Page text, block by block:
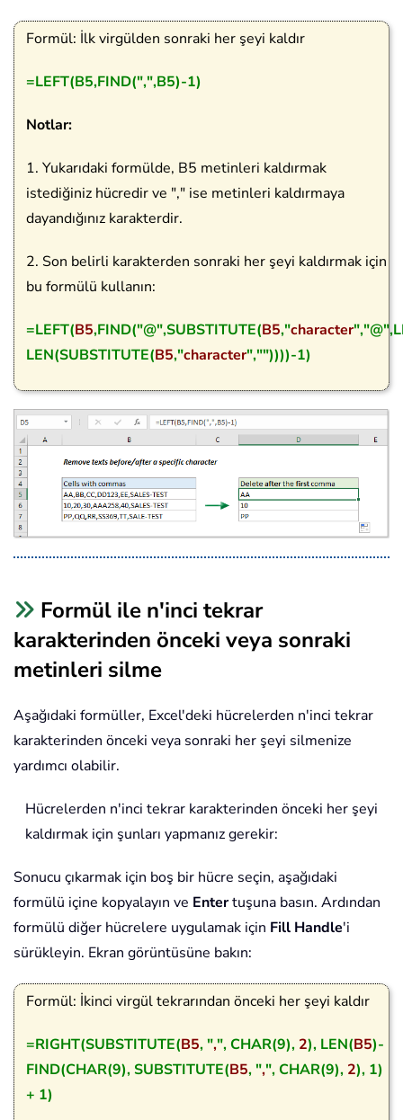
Formül: İlk virgülden sonraki her şeyi kaldır
=LEFT(B5,FIND(",",B5)-1)
Notlar:
1. Yukarıdaki formülde, B5 metinleri kaldırmak
istediğiniz hücredir ve "," ise metinleri kaldırmaya
dayandığınız karakterdir.
2. Son belirli karakterden sonraki her şeyi kaldırmak için
bu formülü kullanın:
=LEFT(B5,FIND("@",SUBSTITUTE(B5,"character
LEN(SUBSTITUTE(B5,"character",""))))-1)
Formül ile n'inci tekrar
karakterinden önceki veya sonraki
metinleri silme
Aşağıdaki formüller, Excel'deki hücrelerden n'inci tekrar
karakterinden önceki veya sonraki her şeyi silmenize
yardımcı olabilir.
Hücrelerden n'inci tekrar karakterinden önceki her şeyi
kaldırmak için şunları yapmanız gerekir:
Sonucu çıkarmak için boş bir hücre seçin, aşağıdaki
formülü içine kopyalayın ve Entertuşuna basın. Ardından
formülü diğer hücrelere uygulamak için Fill Handle'i
sürükleyin. Ekran görüntüsüne bakın:
Formül: İkinci virgül tekrarından önceki her şeyi kaldır
=RIGHT(SUBSTITUTE(B5, ",", CHAR(9), 2), LEN(B5)-
FIND(CHAR(9), SUBSTITUTE(B5, ",", CHAR(9), 2), 1)
+ 1)